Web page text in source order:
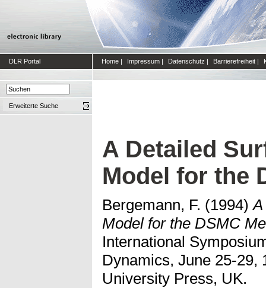
DLR Portal Home | Impressum | Datenschutz | Barrierefreiheit |
Erweiterte Suche
A Detailed
Model for the
Bergemann, F. (1994)
Model for the DSMC
International
Dynamics, June 25-29,
University Press, UK.